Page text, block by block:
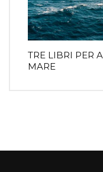
TRE LIBRI PER
MARE